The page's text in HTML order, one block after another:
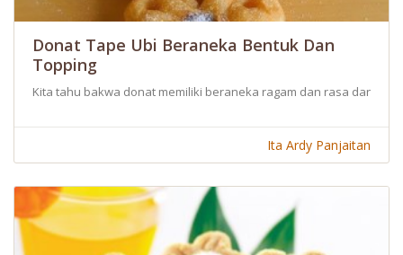
Donat Tape Ubi Beraneka Bentuk Dan
Topping
Kita tahu bakwa donat memiliki beraneka ragam dan rasa dan
Ita Ardy Panjaitan